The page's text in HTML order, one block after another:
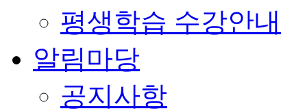
평생학습 수강안내
알림마당
공지사항